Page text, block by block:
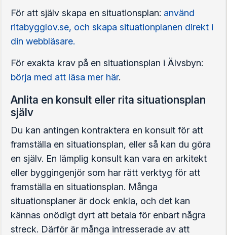
För att själv skapa en situationsplan: använd
ritabygglov.se, och skapa situationplanen direkt i
din webbläsare.
För exakta krav på en situationsplan i Älvsbyn:
börja med att läsa mer här.
Anlita en konsult eller rita situationsplan
själv
Du kan antingen kontraktera en konsult för att
framställa en situationsplan, eller så kan du göra
en själv. En lämplig konsult kan vara en arkitekt
eller byggingenjör som har rätt verktyg för att
framställa en situationsplan. Många
situationsplaner är dock enkla, och det kan
kännas onödigt dyrt att betala för enbart några
streck. Därför är många intresserade av att